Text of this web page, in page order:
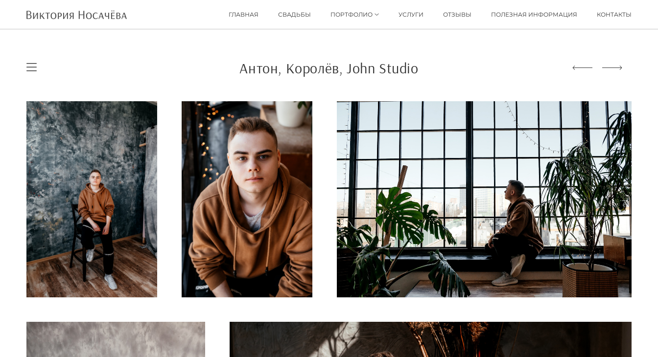
ГЛАВНАЯ СВАДЬБЫ ПОРТФОЛИО УСЛУГИ ОТЗЫВЫ ПОЛЕЗНАЯ ИНФОРМАЦИЯ КОНТАКТЫ
Антон, Королёв, John Studio